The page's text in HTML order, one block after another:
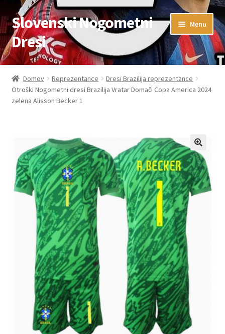
Skip
to
navigation
Skip
to
content
Slovenski Nogometni
Dresi
Menu
Domov
Blog
Kontaktiraj nas
Košarica
Moj račun
Trgovina
Zaključek nakupa
Domov Reprezentance
Dresi Brazilija reprezentance
Otroški Nogometni dresi Brazilija Vratar Domači Copa America 2024
zelena Alisson Becker 1